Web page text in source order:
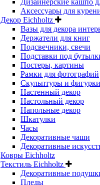
Дизайнерские кашпо
Аксессуары для
Декор Eichholtz
Вазы для декора
Держатели для книг
Подсвечники, свечи
Подставки под
Постеры, картины
Рамки для фотографий
Скульптуры и фигурки
Настенный декор
Настольный декор
Напольные декор
Шкатулки
Часы
Декоративные чаши
Декоративные
Ковры Eichholtz
Текстиль Eichholtz
Декоративные
Пледы